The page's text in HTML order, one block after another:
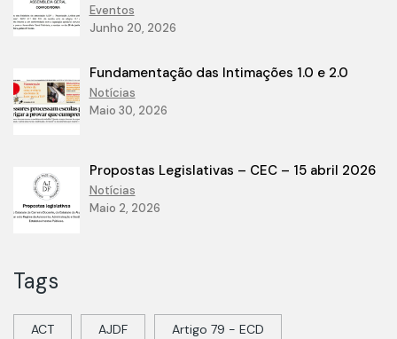
Eventos
Junho 20, 2026
Fundamentação das Intimações 1.0 e 2.0
Notícias
Maio 30, 2026
Propostas Legislativas – CEC – 15 abril 2026
Notícias
Maio 2, 2026
Tags
ACT AJDF Artigo 79 - ECD